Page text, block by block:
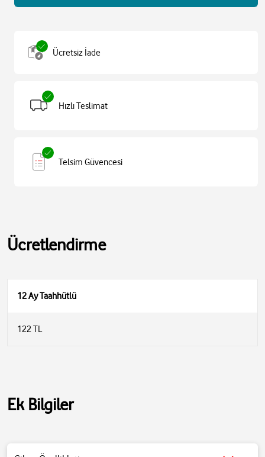
Ücretsiz İade
Hızlı Teslimat
Telsim Güvencesi
Ücretlendirme
12 Ay Taahhütlü
122 TL
Ek Bilgiler